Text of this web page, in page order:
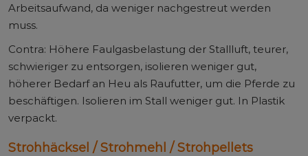
Arbeitsaufwand, da weniger nachgestreut werden
muss.
Contra: Höhere Faulgasbelastung der Stallluft, teurer,
schwieriger zu entsorgen, isolieren weniger gut,
höherer Bedarf an Heu als Raufutter, um die Pferde zu
beschäftigen. Isolieren im Stall weniger gut. In Plastik
verpackt.
Strohhäcksel / Strohmehl / Strohpellets